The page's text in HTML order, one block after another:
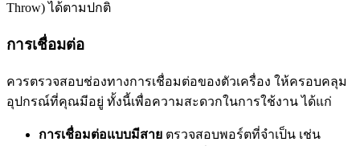
Throw) ได้ตามปกติ
การเชื่อมต่อ
ควรตรวจสอบช่องทางการเชื่อมต่อของตัวเครื่อง ให้ครอบคลุม
อุปกรณ์ที่คุณมีอยู่ ทั้งนี้เพื่อความสะดวกในการใช้งาน ได้แก่
การเชื่อมต่อแบบมีสาย ตรวจสอบพอร์ตที่จำเป็น เช่น